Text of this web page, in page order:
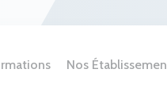
Nos